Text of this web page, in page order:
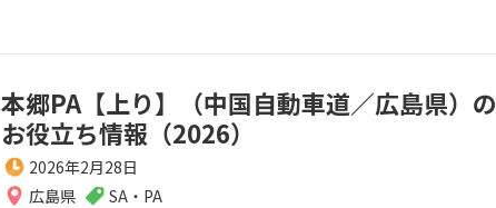
本郷PA【上り】（中国自動車道／広島県）の
お役立ち情報（2026）
2026年2月28日
広島県
SA・PA